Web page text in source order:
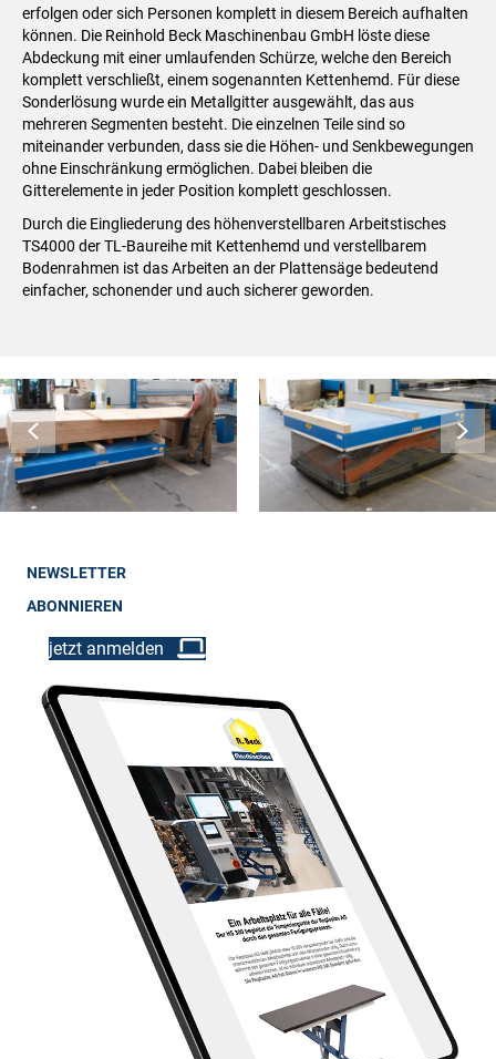
erfolgen oder sich Personen komplett in diesem Bereich aufhalten
können. Die Reinhold Beck Maschinenbau GmbH löste diese
Abdeckung mit einer umlaufenden Schürze, welche den Bereich
komplett verschließt, einem sogenannten Kettenhemd. Für diese
Sonderlösung wurde ein Metallgitter ausgewählt, das aus
mehreren Segmenten besteht. Die einzelnen Teile sind so
miteinander verbunden, dass sie die Höhen- und Senkbewegungen
ohne Einschränkung ermöglichen. Dabei bleiben die
Gitterelemente in jeder Position komplett geschlossen.
Durch die Eingliederung des höhenverstellbaren Arbeitstisches
TS4000 der TL-Baureihe mit Kettenhemd und verstellbarem
Bodenrahmen ist das Arbeiten an der Plattensäge bedeutend
einfacher, schonender und auch sicherer geworden.
NEWSLETTER
ABONNIEREN
jetzt anmelden